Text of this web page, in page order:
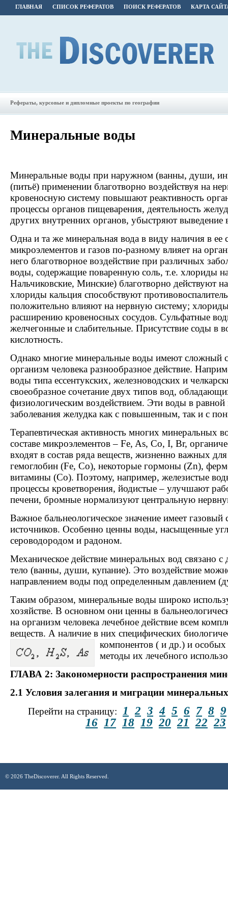
ГЛАВНАЯ СПИСОК РЕФЕРАТОВ ПОИСК РЕФЕРАТОВ КАРТА
Рефераты, курсовые и дипломные проекты по географии
Минеральные воды
Минеральные воды при наружном (ванны, души,
(питьё) применении благотворно воздействуя на
кровеносную систему повышают реактивность
процессы органов пищеварения, деятельность
других внутренних органов, убыстряют
Одна и та же минеральная вода в виду наличия в ее
микроэлементов и газов по-разному влияет на
него благотворное воздействие при различных
воды, содержащие поваренную соль, т.е. хлориды
Нальчиковские, Минские) благотворно действуют
хлориды кальция способствуют
положительно влияют на нервную систему;
расширению кровеносных сосудов. Сульфатные
желчегонные и слабительные. Присутствие соды в
кислотность.
Однако многие минеральные воды имеют сложный
организм человека разнообразное действие.
воды типа ессентукских, железноводских и
своеобразное сочетание двух типов вод,
физиологическим воздействием. Эти воды в
заболевания желудка как с повышенным, так и с
Терапевтическая активность многих минеральных
составе микроэлементов – Fe, As, Co, I, Br,
входят в состав ряда веществ, жизненно важных
гемоглобин (Fe, Co), некоторые гормоны (Zn),
витамины (Co). Поэтому, например, железистые
процессы кроветворения, йодистые – улучшают
печени, бромные нормализуют центральную
Важное бальнеологическое значение имеет газовый
источников. Особенно ценны воды, насыщенные
сероводородом и радоном.
Механическое действие минеральных вод связано с
тело (ванны, души, купание). Это воздействие
направлением воды под определенным давлением
Таким образом, минеральные воды широко
хозяйстве. В основном они ценны в
на организм человека лечебное действие всем
веществ. А наличие в них специфических
компонентов ( и др.) и особых
методы их лечебного
ГЛАВА 2: Закономерности распространения
2.1 Условия залегания и миграции
Перейти на страницу: 1 2 3 4 5 6 7 8 9
16 17 18 19 20 21 22 23
© 2026 TheDiscoverer. All Rights Reserved.